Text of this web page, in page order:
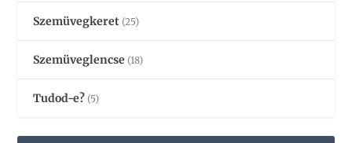
Szemüvegkeret (25)
Szemüveglencse (18)
Tudod-e? (5)